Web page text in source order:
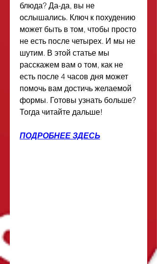
блюда? Да-да, вы не
ослышались. Ключ к похудению
может быть в том, чтобы просто
не есть после четырех. И мы не
шутим. В этой статье мы
расскажем вам о том, как не
есть после 4 часов дня может
помочь вам достичь желаемой
формы. Готовы узнать больше?
Тогда читайте дальше!
ПОДРОБНЕЕ ЗДЕСЬ